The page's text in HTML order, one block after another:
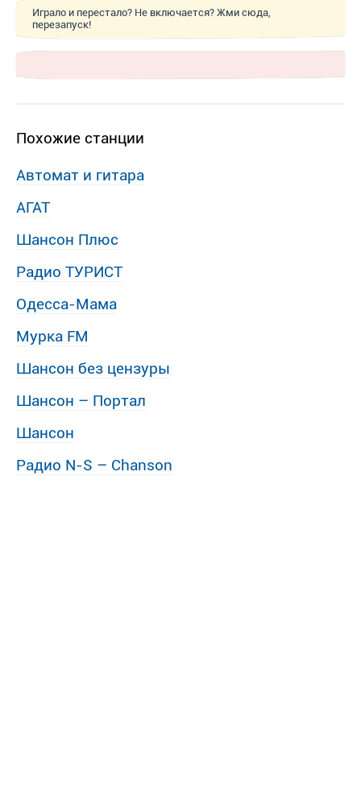
Играло и перестало? Не включается? Жми сюда,
перезапуск!
Похожие станции
Автомат и гитара
АГАТ
Шансон Плюс
Радио ТУРИСТ
Одесса-Мама
Мурка FM
Шансон без цензуры
Шансон – Портал
Шансон
Радио N-S – Chanson